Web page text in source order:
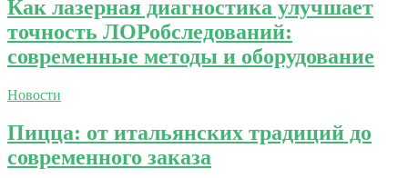
Как лазерная диагностика улучшает
точность ЛОРобследований:
современные методы и оборудование
Новости
Пицца: от итальянских традиций до
современного заказа